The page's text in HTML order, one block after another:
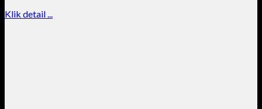
Klik detail ...